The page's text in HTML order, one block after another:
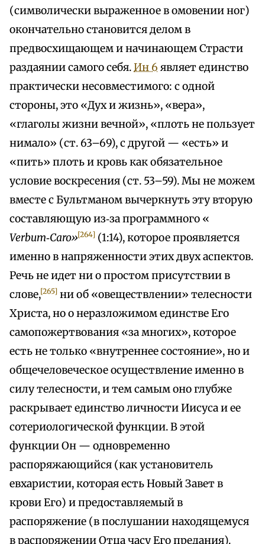
(символически выраженное в омовении ног)
окончательно становится делом в
предвосхищающем и начинающем Страсти
раздаянии самого себя.Ин 6 являет единство
практически несовместимого: с одной
стороны, это «Дух и жизнь», «вера»,
«глаголы жизни вечной», «плоть не пользует
нимало» (ст. 63–69), с другой — «есть» и
«пить» плоть и кровь как обязательное
условие воскресения (ст. 53–59). Мы не можем
вместе с Бультманом вычеркнуть эту вторую
составляющую из‑за программного «
Verbum‑Caro»[264] (1:14), которое проявляется
именно в напряженности этих двух аспектов.
Речь не идет ни о простом присутствии в
слове,[265] ни об «овеществлении» телесности
Христа, но о неразложимом единстве Его
самопожертвования «за многих», которое
есть не только «внутреннее состояние», но и
общечеловеческое осуществление именно в
силу телесности, и тем самым оно глубже
раскрывает единство личности Иисуса и ее
сотериологической функции. В этой
функции Он — одновременно
распоряжающийся (как установитель
евхаристии, которая есть Новый Завет в
крови Его) и предоставляемый в
распоряжение (в послушании находящемуся
в распоряжении Отца часу Его предания).